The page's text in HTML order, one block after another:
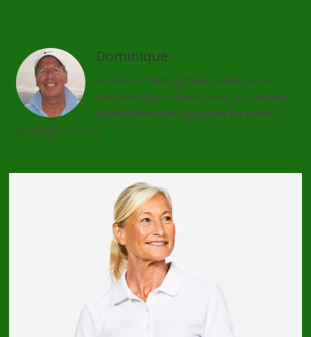
Dominique
64 ans, retraité, golfeur assidu, ancien
fonctionnaire, ex-tennisman, ex-cordeur
professionnel de raquettes de tennis,
grand-père 4 fois.